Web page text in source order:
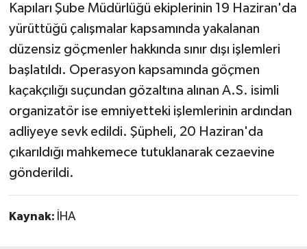
Kapıları Şube Müdürlüğü ekiplerinin 19 Haziran'da
yürüttüğü çalışmalar kapsamında yakalanan
düzensiz göçmenler hakkında sınır dışı işlemleri
başlatıldı. Operasyon kapsamında göçmen
kaçakçılığı suçundan gözaltına alınan A.S. isimli
organizatör ise emniyetteki işlemlerinin ardından
adliyeye sevk edildi. Şüpheli, 20 Haziran'da
çıkarıldığı mahkemece tutuklanarak cezaevine
gönderildi.
Kaynak: İHA